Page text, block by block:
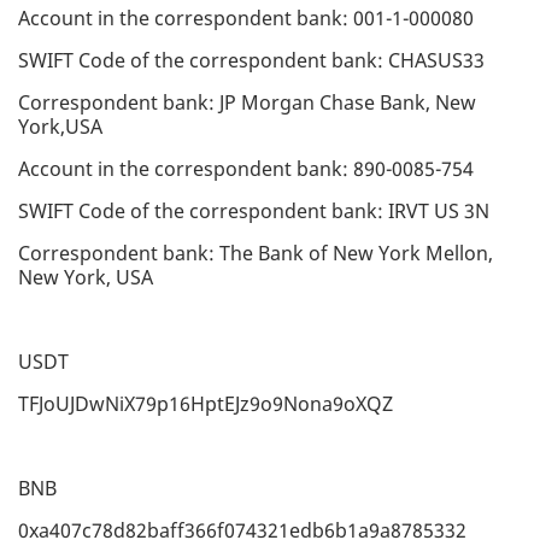
Account in the correspondent bank: 001-1-000080
SWIFT Code of the correspondent bank: CHASUS33
Correspondent bank: JP Morgan Chase Bank, New
York,USA
Account in the correspondent bank: 890-0085-754
SWIFT Code of the correspondent bank: IRVT US 3N
Correspondent bank: The Bank of New York Mellon,
New York, USA
USDT
TFJoUJDwNiX79p16HptEJz9o9Nona9oXQZ
BNB
0xa407c78d82baff366f074321edb6b1a9a8785332